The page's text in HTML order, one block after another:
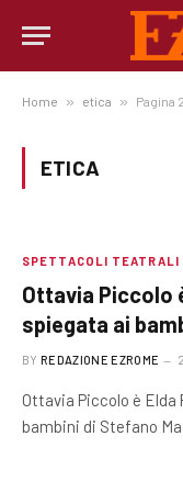
Home » etica » Pagina 2
ETICA
SPETTACOLI TEATRALI
Ottavia Piccolo
spiegata ai
BY REDAZIONE EZROME
Ottavia Piccolo è
bambini di Stefano